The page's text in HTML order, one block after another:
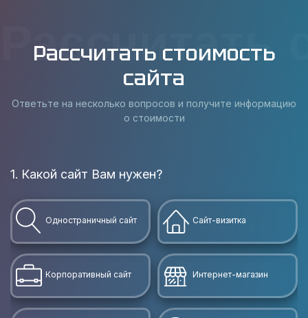
Рассчитать стоимость
сайта
Ответьте на несколько вопросов и получите информацию
о стоимости
1. Какой сайт Вам нужен?
Одностраничный сайт Сайт-визитка
Корпоративный сайт Интернет-магазин